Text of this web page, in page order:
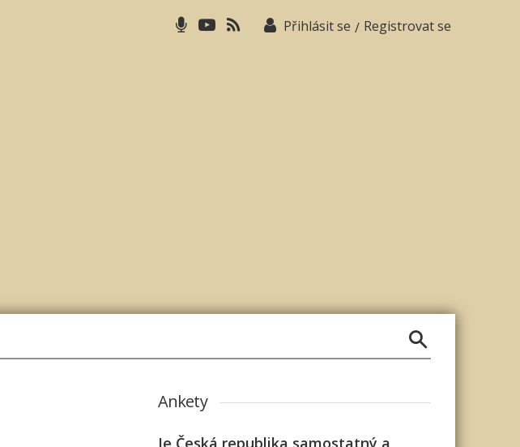
Přihlásit se / Registrovat se
Ankety
Je Česká republika samostatný a